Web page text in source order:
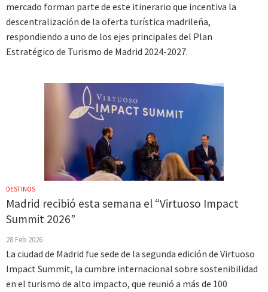
mercado forman parte de este itinerario que incentiva la
descentralización de la oferta turística madrileña,
respondiendo a uno de los ejes principales del Plan
Estratégico de Turismo de Madrid 2024-2027.
DESTINOS
Madrid recibió esta semana el “Virtuoso Impact
Summit 2026”
28 Feb 2026
La ciudad de Madrid fue sede de la segunda edición de Virtuoso
Impact Summit, la cumbre internacional sobre sostenibilidad
en el turismo de alto impacto, que reunió a más de 100